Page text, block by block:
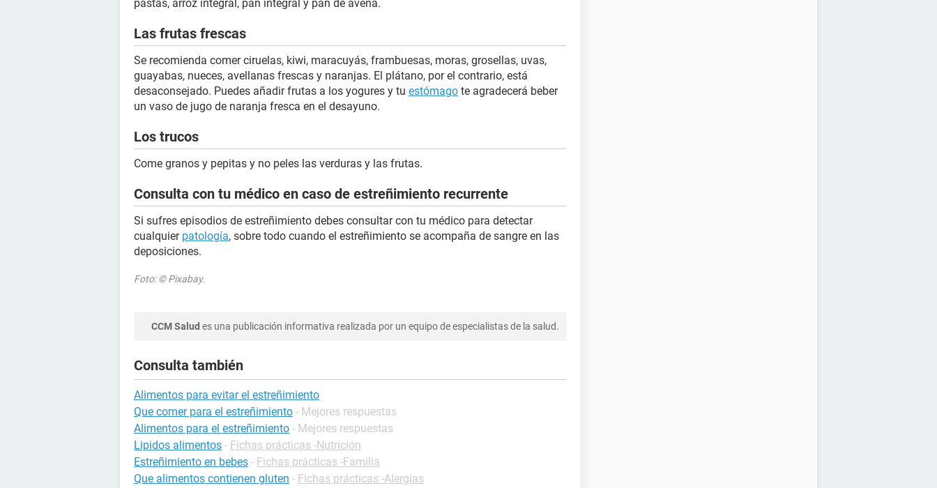
pastas, arroz integral, pan integral y pan de avena.
Las frutas frescas
Se recomienda comer ciruelas, kiwi, maracuyás, frambuesas, moras, grosellas, uvas,
guayabas, nueces, avellanas frescas y naranjas. El plátano, por el contrario, está
desaconsejado. Puedes añadir frutas a los yogures y tu estómago te agradecerá beber
un vaso de jugo de naranja fresca en el desayuno.
Los trucos
Come granos y pepitas y no peles las verduras y las frutas.
Consulta con tu médico en caso de estreñimiento recurrente
Si sufres episodios de estreñimiento debes consultar con tu médico para detectar
cualquier patología, sobre todo cuando el estreñimiento se acompaña de sangre en las
deposiciones.
Foto: © Pixabay.
CCM Salud es una publicación informativa realizada por un equipo de especialistas de la salud.
Consulta también
Alimentos para evitar el estreñimiento
Que comer para el estreñimiento - Mejores respuestas
Alimentos para el estreñimiento - Mejores respuestas
Lipidos alimentos - Fichas prácticas -Nutrición
Estreñimiento en bebes - Fichas prácticas -Familia
Que alimentos contienen gluten - Fichas prácticas -Alergias